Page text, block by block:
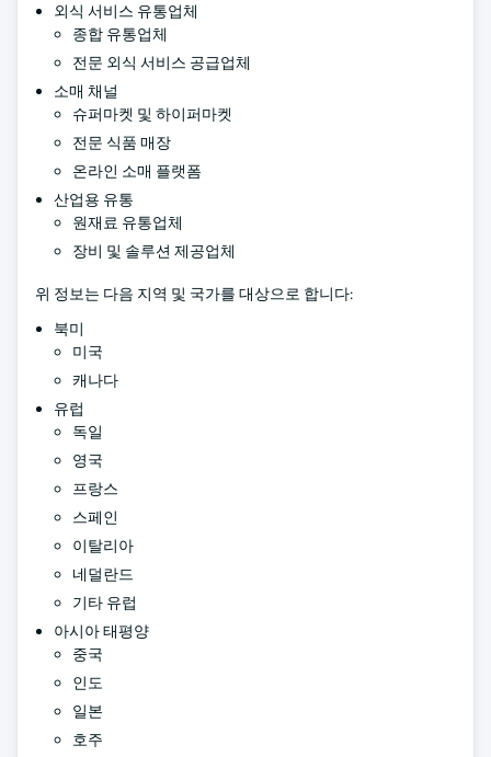
외식 서비스 유통업체
종합 유통업체
전문 외식 서비스 공급업체
소매 채널
슈퍼마켓 및 하이퍼마켓
전문 식품 매장
온라인 소매 플랫폼
산업용 유통
원재료 유통업체
장비 및 솔루션 제공업체
위 정보는 다음 지역 및 국가를 대상으로 합니다:
북미
미국
캐나다
유럽
독일
영국
프랑스
스페인
이탈리아
네덜란드
기타 유럽
아시아 태평양
중국
인도
일본
호주